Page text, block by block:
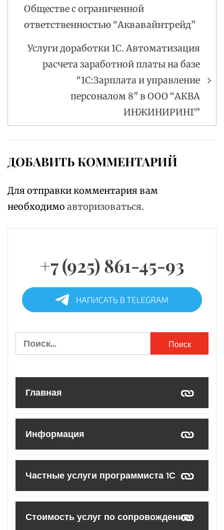
Обществе с ограниченной
ответственностью “Аквавайнтрейд”
Услуги доработки 1С. Автоматизация
расчета заработной платы на базе
“1С:Зарплата и управление
персоналом 8” в ООО “АКВА
ИНЖИНИРИНГ”
ДОБАВИТЬ КОММЕНТАРИЙ
Для отправки комментария вам
необходимо авторизоваться.
+7 (925) 861-45-93
Найти:
Главная
Информация
Частные услуги программиста 1С
Стоимость услуг по сопровождению